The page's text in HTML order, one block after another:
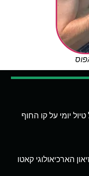
יומי על קו החוף
הארכיאולוגי קאטו